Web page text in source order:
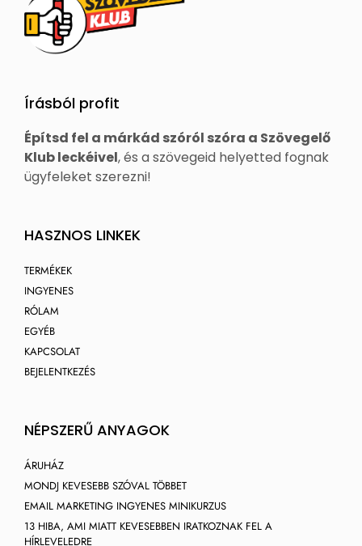
Írásból profit
Építsd fel a márkád szóról szóra a Szövegelő
Klub leckéivel, és a szövegeid helyetted fognak
ügyfeleket szerezni!
HASZNOS LINKEK
TERMÉKEK
INGYENES
RÓLAM
EGYÉB
KAPCSOLAT
BEJELENTKEZÉS
NÉPSZERŰ ANYAGOK
ÁRUHÁZ
MONDJ KEVESEBB SZÓVAL TÖBBET
EMAIL MARKETING INGYENES MINIKURZUS
13 HIBA, AMI MIATT KEVESEBBEN IRATKOZNAK FEL A
HÍRLEVELEDRE